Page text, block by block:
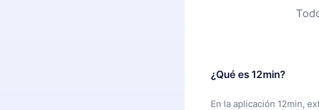
¿Qué es 12min?
En la aplicación 12min,